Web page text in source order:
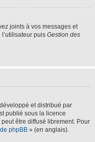
joints à vos messages et
puis Gestion des
et distribué par
publié sous la licence
être diffusé librement. Pour
phpBB » (en anglais).